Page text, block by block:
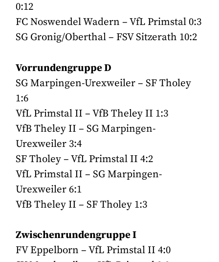
0:12
FC Noswendel Wadern – VfL Primstal 0:3
SG Gronig/Oberthal – FSV Sitzerath 10:2
Vorrundengruppe D
SG Marpingen-Urexweiler – SF Tholey
1:6
VfL Primstal II – VfB Theley II 1:3
VfB Theley II – SG Marpingen-
Urexweiler 3:4
SF Tholey – VfL Primstal II 4:2
VfL Primstal II – SG Marpingen-
Urexweiler 6:1
VfB Theley II – SF Tholey 1:3
Zwischenrundengruppe I
FV Eppelborn – VfL Primstal II 4:0